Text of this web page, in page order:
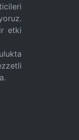
etki